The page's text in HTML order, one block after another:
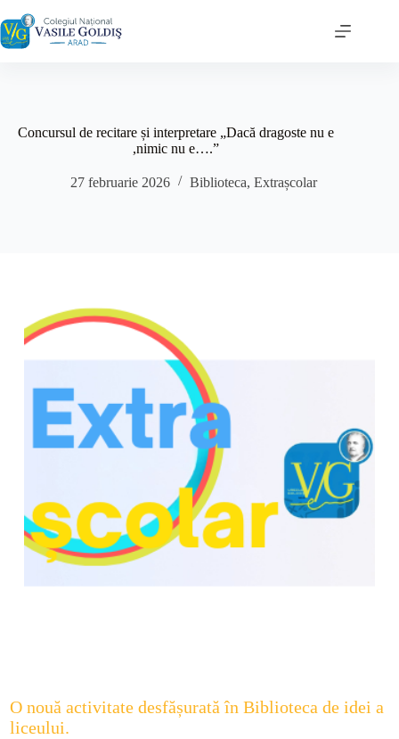
la
conținut
Concursul de recitare și interpretare „Dacă dragoste nu e
,nimic nu e….”
27 februarie 2026 Biblioteca, Extrașcolar
O nouă activitate desfășurată în Biblioteca de idei a
liceului.